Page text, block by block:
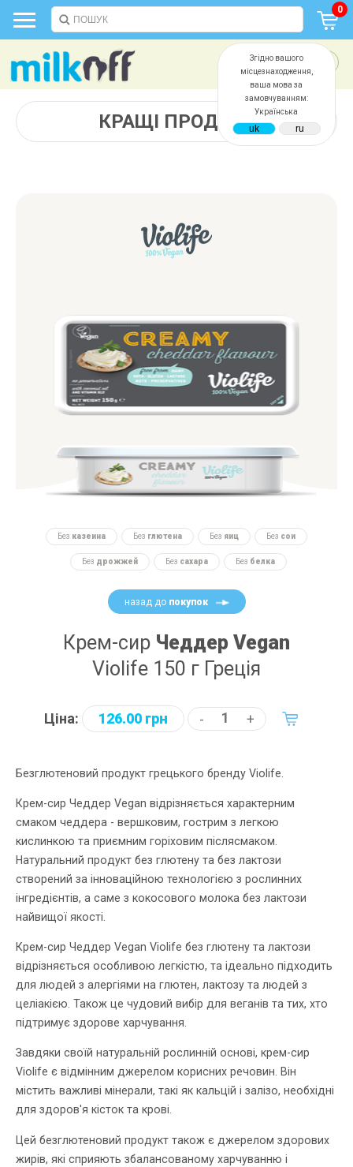
Згідно вашого
місцезнаходження,
ваша мова за
замовчуванням:
Українська
0
КРАЩІ ПРОДАЖІ
Без казеина Без глютена Без яиц Без сои
Без дрожжей Без сахара Без белка
назад до покупок
Крем-сир Чеддер Vegan
Violife 150 г Греція
Ціна: 126.00 грн - +
Безглютеновий продукт грецького бренду Violife.
Крем-сир Чеддер Vegan відрізняється характерним
смаком чеддера - вершковим, гострим з легкою
кислинкою та приємним горіховим післясмаком.
Натуральний продукт без глютену та без лактози
створений за інноваційною технологією з рослинних
інгредієнтів, а саме з кокосового молока без лактози
найвищої якості.
Крем-сир Чеддер Vegan Violife без глютену та лактози
відрізняється особливою легкістю, та ідеально підходить
для людей з алергіями на глютен, лактозу та людей з
целіакією. Також це чудовий вибір для веганів та тих, хто
підтримує здорове харчування.
Завдяки своїй натуральній рослинній основі, крем-сир
Violife є відмінним джерелом корисних речовин. Він
містить важливі мінерали, такі як кальцій і залізо, необхідні
для здоров'я кісток та крові.
Цей безглютеновий продукт також є джерелом здорових
жирів, які сприяють збалансованому харчуванню і